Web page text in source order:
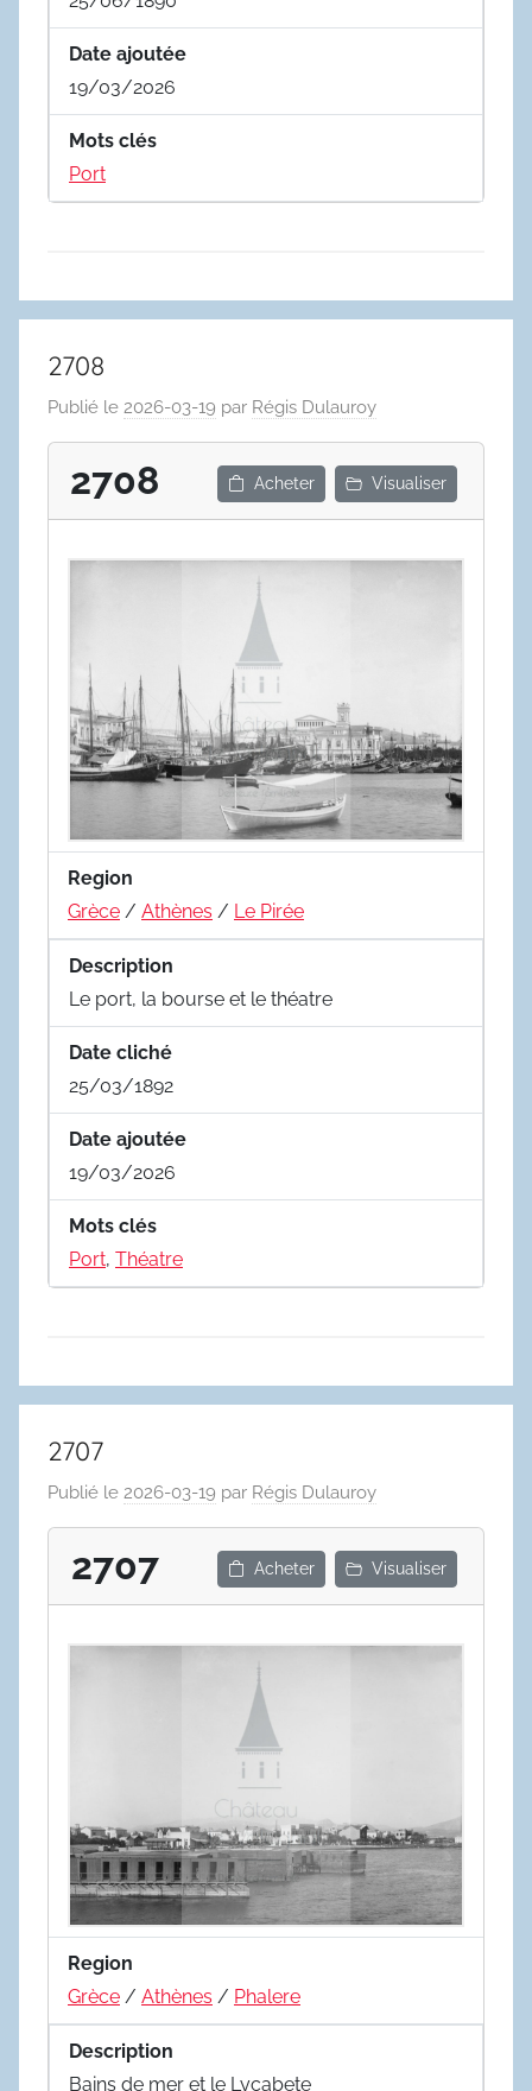
Date ajoutée
19/03/2026
Mots clés
Port
2708
Publié le 2026-03-19 par Régis Dulauroy
2708 Acheter Visualiser
Region
Grèce / Athènes / Le Pirée
Description
Le port, la bourse et le théatre
Date cliché
25/03/1892
Date ajoutée
19/03/2026
Mots clés
Port, Théatre
2707
Publié le 2026-03-19 par Régis Dulauroy
2707 Acheter Visualiser
Region
Grèce / Athènes / Phalere
Description
Bains de mer et le Lycabete